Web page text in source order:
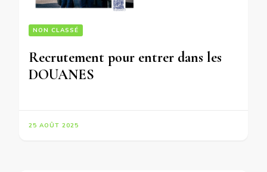
NON CLASSÉ
Recrutement pour entrer dans les
DOUANES
25 AOÛT 2025